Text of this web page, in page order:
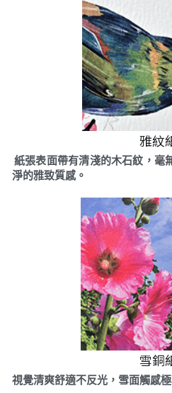
雅紋
紙張表面帶有清淺的木石紋，毫無厚重感，展現細緻樸實、乾
淨的雅致質感。
雪銅
視覺清爽舒適不反光，雪面觸感